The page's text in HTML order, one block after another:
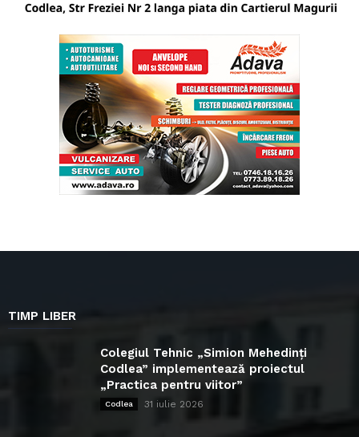
TIMP LIBER
Colegiul Tehnic „Simion Mehedinți
Codlea” implementează proiectul
„Practica pentru viitor”
Codlea 31 iulie 2026